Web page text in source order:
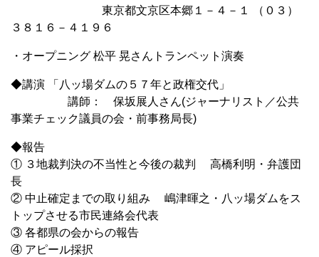
東京都文京区本郷１－４－１ （０３）
３８１６－４１９６
・オープニング 松平 晃さんトランペット演奏
◆講演 「八ッ場ダムの５７年と政権交代」
講師： 保坂展人さん(ジャーナリスト／公共
事業チェック議員の会・前事務局長)
◆報告
① ３地裁判決の不当性と今後の裁判 高橋利明・弁護団
長
② 中止確定までの取り組み 嶋津暉之・八ッ場ダムをス
トップさせる市民連絡会代表
③ 各都県の会からの報告
④ アピール採択